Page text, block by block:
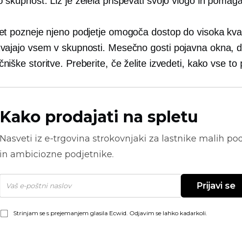
pozneje njeno podjetje omogoča dostop dovisoka
vsem v skupnosti. Mesečno gosti pojavna okna,
storitve. Preberite, če želite izvedeti, kako vse to
Kako prodajati na spletu
Nasveti iz e-trgovina strokovnjaki za lastnike malih
in ambiciozne podjetnike.
Prijavi se
Strinjam se s prejemanjem glasila Ecwid. Odjavim se lahko kadarkoli.